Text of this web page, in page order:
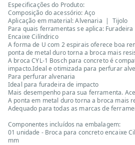
Especificações do Produto:
Composição do acessório: Aço
Aplicação em material: Alvenaria | Tijolo
Para quais ferramentas se aplica:
Encaixe Cilíndrico
A forma de U com 2 espirais oferece boa
ponta de metal duro torna a broca mais
A broca CYL-1 Bosch para concreto é
impacto.Ideal e otimizada para perfurar
Para perfurar alvenaria
Ideal para furadeira de impacto
Mais desempenho para sua ferramenta.
A ponta em metal duro torna a broca mais
Adequado para todas as marcas de
Componentes incluídos na embalagem:
01 unidade - Broca para concreto encaixe
mm